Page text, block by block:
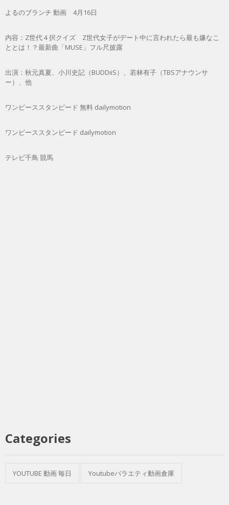
よるのブランチ 動画 4月16日
内容：Z世代４択クイズ Z世代女子がデート中に言われたら最も嫌なこ
ととは！？最新曲「MUSE」フル尺披露
出演：秋元真夏、小川史記（BUDDiiS）、若林有子（TBSアナウンサ
ー）、他
ワンピーススタンピード 無料 dailymotion
ワンピーススタンピード dailymotion
テレビ千鳥 競馬
Categories
YOUTUBE 動画 毎日 Youtubeバラエティ動画倉庫